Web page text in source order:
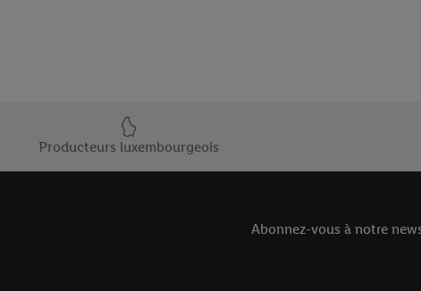
Élément du pied de page avec les USPs de Lidl Luxembourg
Producteurs luxembourgeois
Abonnez-vous à notre